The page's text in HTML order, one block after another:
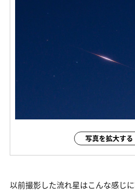
写真を拡大する
以前撮影した流れ星はこんな感じに